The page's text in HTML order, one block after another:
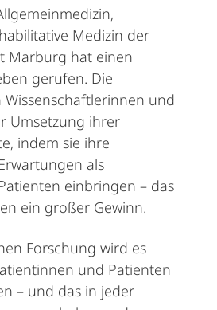
Medizin der
Marburg hat einen
gerufen. Die
und
Umsetzung ihrer
indem sie ihre
als
einbringen – das
ein großer Gewinn.
Forschung wird es
und Patienten
– und das in jeder